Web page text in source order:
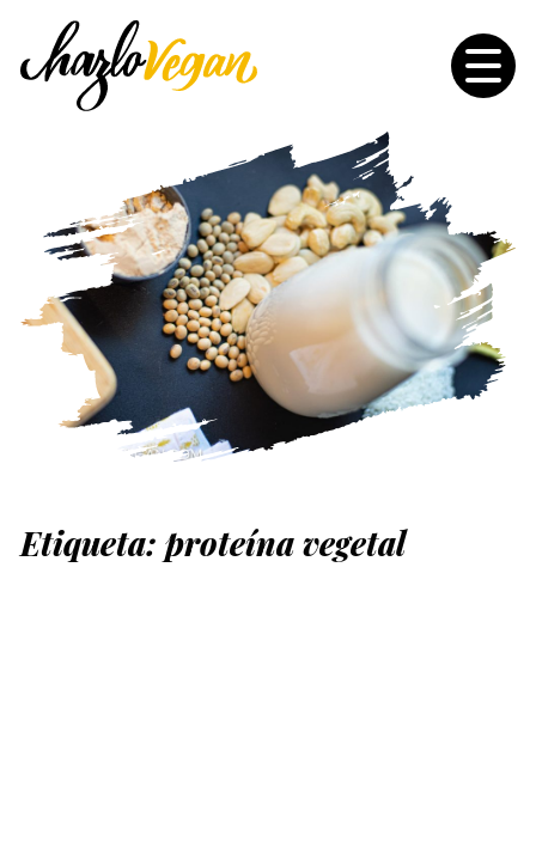
Etiqueta: proteína vegetal